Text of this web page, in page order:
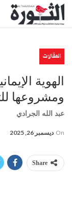
المقالات
الهوية
ومشروعها
عبد الله الجرادي
On ديسمبر 26, 2025
Share